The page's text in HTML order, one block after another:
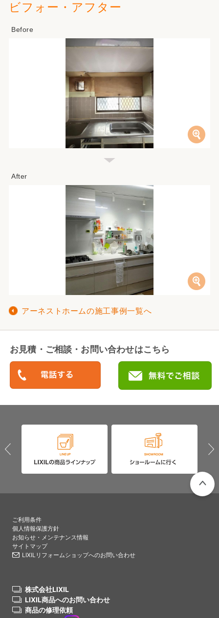
ビフォー・アフター
アーネストホームの施工事例一覧へ
お見積・ご相談・お問い合わせはこちら
ご利用条件
個人情報保護方針
お知らせ・メンテナンス情報
サイトマップ
LIXILリフォームショップへのお問い合わせ
株式会社LIXIL
LIXIL商品へのお問い合わせ
商品の修理依頼